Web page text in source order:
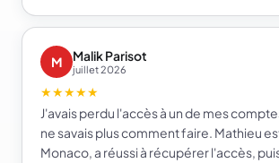
M Malik Parisot
juillet 2026
★★★★★
J'avais perdu l'accès à un de mes
ne savais plus comment faire. Mathieu
Monaco, a réussi à récupérer l'accès,